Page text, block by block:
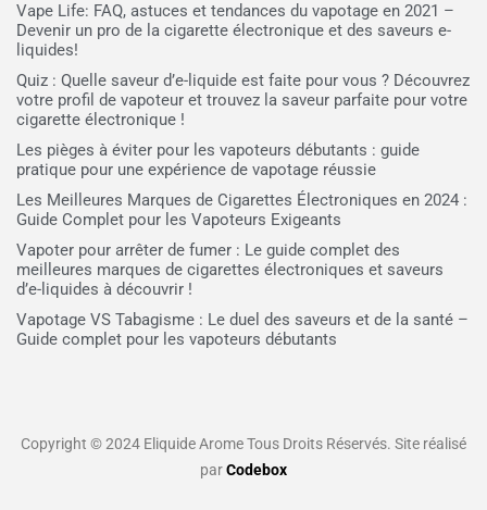
Vape Life: FAQ, astuces et tendances du vapotage en 2021 –
Devenir un pro de la cigarette électronique et des saveurs e-
liquides!
Quiz : Quelle saveur d’e-liquide est faite pour vous ? Découvrez
votre profil de vapoteur et trouvez la saveur parfaite pour votre
cigarette électronique !
Les pièges à éviter pour les vapoteurs débutants : guide
pratique pour une expérience de vapotage réussie
Les Meilleures Marques de Cigarettes Électroniques en 2024 :
Guide Complet pour les Vapoteurs Exigeants
Vapoter pour arrêter de fumer : Le guide complet des
meilleures marques de cigarettes électroniques et saveurs
d’e-liquides à découvrir !
Vapotage VS Tabagisme : Le duel des saveurs et de la santé –
Guide complet pour les vapoteurs débutants
Copyright © 2024 Eliquide Arome Tous Droits Réservés. Site réalisé
parCodebox